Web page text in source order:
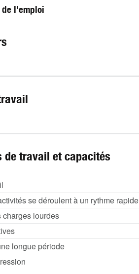
de l'emploi
de travail et capacités
se déroulent à un rythme rapide
charges lourdes
longue période